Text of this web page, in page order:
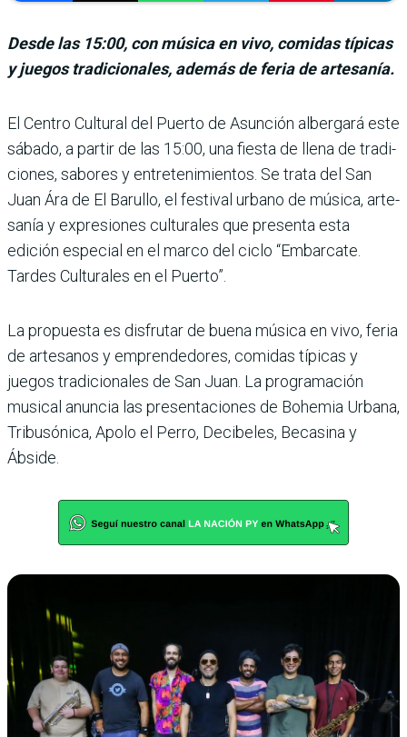
Desde las 15:00, con música en vivo, comidas típicas
y juegos tradicionales, además de feria de artesanía.
El Centro Cultural del Puerto de Asun­ción albergará este
sábado, a partir de las 15:00, una fiesta de llena de tradi­
ciones, sabores y entrete­nimientos. Se trata del San
Juan Ára de El Barullo, el fes­tival urbano de música, arte­
sanía y expresiones cultura­les que presenta esta
edición especial en el marco del ciclo “Embarcate.
Tardes Cultura­les en el Puerto”.
La propuesta es disfrutar de buena música en vivo, feria
de artesanos y emprendedo­res, comidas típicas y
juegos tradicionales de San Juan. La programación
musical anuncia las presentaciones de Bohemia Urbana,
Tribu­sónica, Apolo el Perro, Decibeles, Becasina y
Ábside.